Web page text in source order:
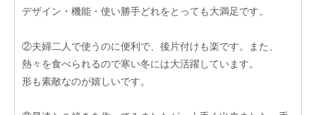
デザイン・機能・使い勝手どれをとっても大満足です。
②夫婦二人で使うのに便利で、後片付けも楽です。また、
熱々を食べられるので寒い冬には大活躍しています。
形も素敵なのが嬉しいです。